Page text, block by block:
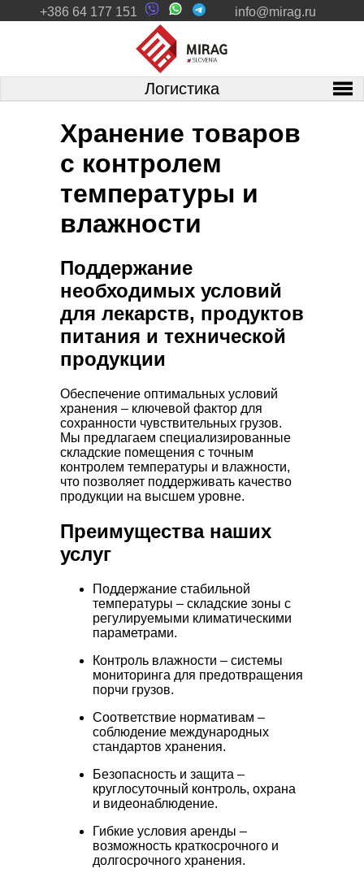
+386 64 177 151 info@mirag.ru
Логистика
Хранение товаров
с контролем
температуры и
влажности
Поддержание
необходимых условий
для лекарств, продуктов
питания и технической
продукции
Обеспечение оптимальных условий
хранения – ключевой фактор для
сохранности чувствительных грузов.
Мы предлагаем специализированные
складские помещения с точным
контролем температуры и влажности,
что позволяет поддерживать качество
продукции на высшем уровне.
Преимущества наших
услуг
Поддержание стабильной
температуры – складские зоны с
регулируемыми климатическими
параметрами.
Контроль влажности – системы
мониторинга для предотвращения
порчи грузов.
Соответствие нормативам –
соблюдение международных
стандартов хранения.
Безопасность и защита –
круглосуточный контроль, охрана
и видеонаблюдение.
Гибкие условия аренды –
возможность краткосрочного и
долгосрочного хранения.